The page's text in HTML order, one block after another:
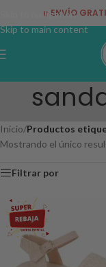
Skip to navigation
Skip to main content
¡¡ ENVÍO
Inicio/Productos
Mostrando el único
Filtrar por